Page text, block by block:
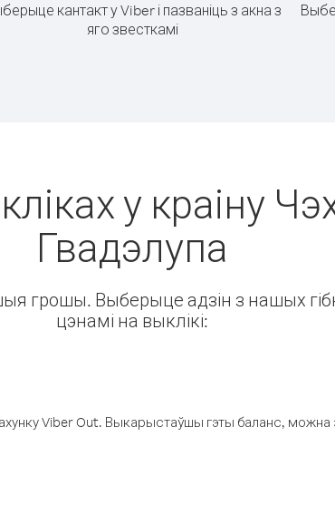
кантакт у Viber і пазваніць з акна з
яго звесткамі
у краіну
Гвадэлупа
грошы. Выберыце адзін з нашых
цэнамі на выклікі:
Viber Out. Выкарыстаўшы гэты баланс, можна